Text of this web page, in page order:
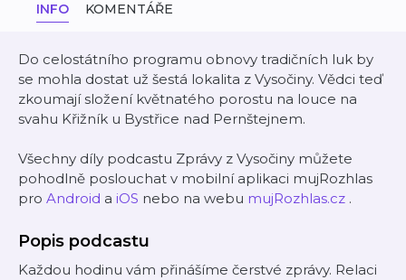
INFO KOMENTÁŘE
Do celostátního programu obnovy tradičních luk by
se mohla dostat už šestá lokalita z Vysočiny. Vědci teď
zkoumají složení květnatého porostu na louce na
svahu Křižník u Bystřice nad Pernštejnem.
Všechny díly podcastu Zprávy z Vysočiny můžete
pohodlně poslouchat v mobilní aplikaci mujRozhlas
pro Android a iOS nebo na webu mujRozhlas.cz .
Popis podcastu
Každou hodinu vám přinášíme čerstvé zprávy. Relaci